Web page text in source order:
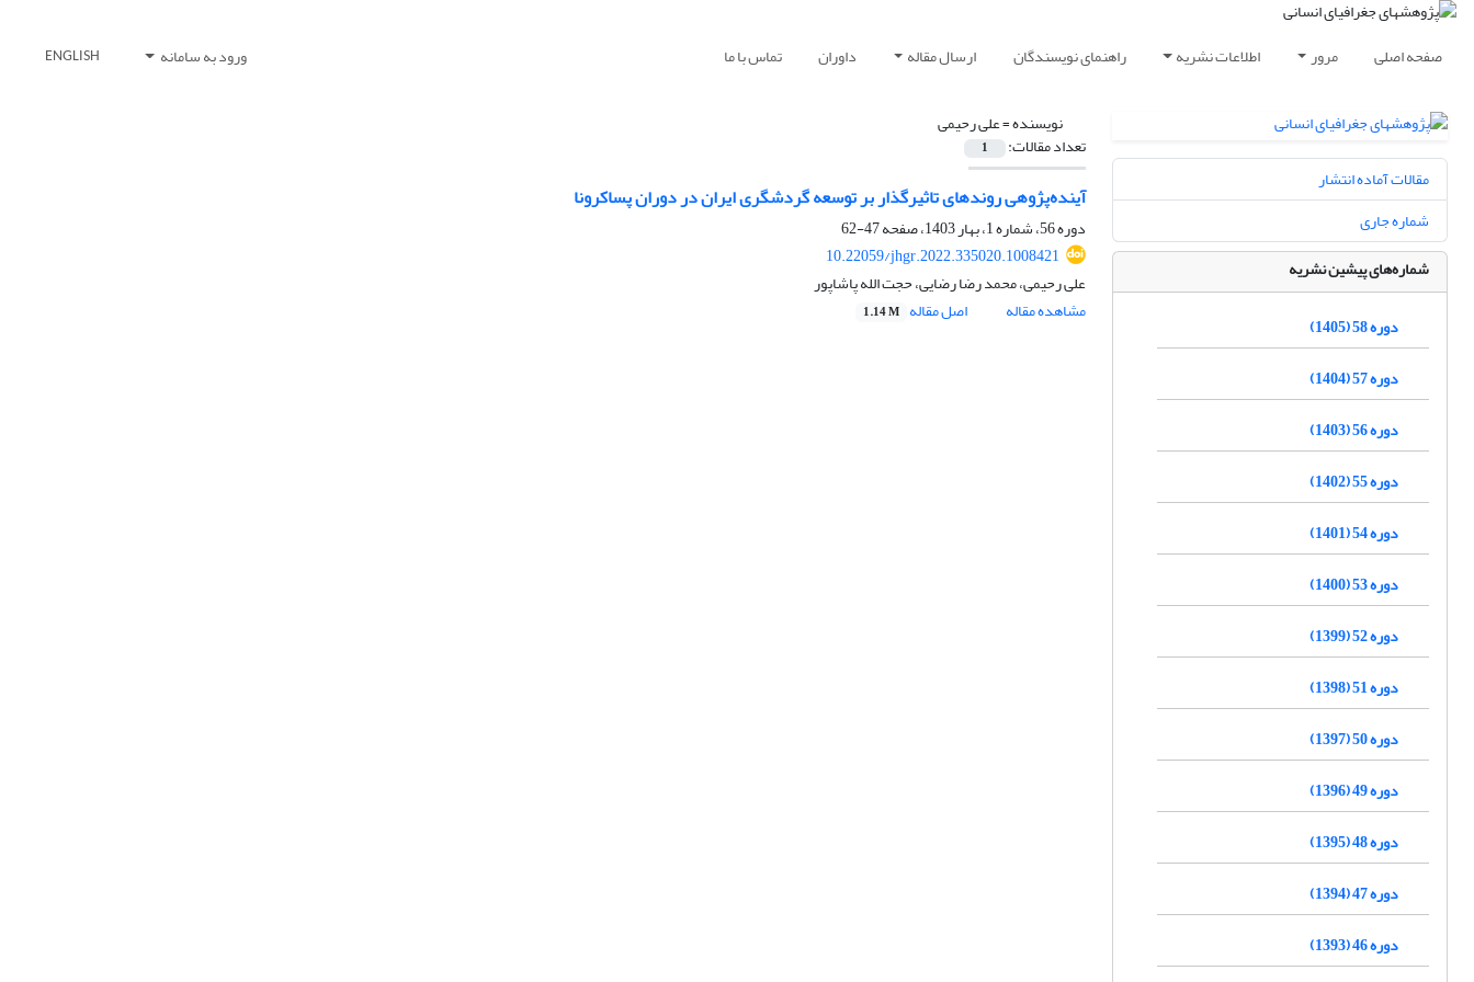
صفحه اصلی مرور اطلاعات نشریه راهنمای نویسندگان ارسال مقاله داوران تماس با ما ورود به سامانه ENGLISH
نویسنده =علی رحیمی
تعداد مقالات: 1
آینده‌پژوهی روندهای تاثیرگذار بر توسعه گردشگری ایران در دوران پساکرونا
دوره 56، شماره 1، بهار 1403، صفحه
47-62
10.22059/jhgr.2022.335020.1008421
علی رحیمی، محمد رضا رضایی، حجت الله پاشاپور
مشاهده مقاله
اصل مقاله 1.14 M
مقالات آماده انتشار
شماره جاری
شماره‌های پیشین نشریه
دوره 58 (1405)
دوره 57 (1404)
دوره 56 (1403)
دوره 55 (1402)
دوره 54 (1401)
دوره 53 (1400)
دوره 52 (1399)
دوره 51 (1398)
دوره 50 (1397)
دوره 49 (1396)
دوره 48 (1395)
دوره 47 (1394)
دوره 46 (1393)